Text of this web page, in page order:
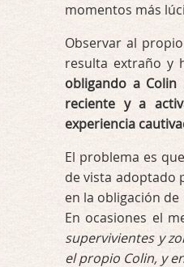
momentos más
Observar al
resulta extraño y
obligando a Colin
reciente y a
experiencia
El problema es
de vista adoptado
en la obligación de
En ocasiones el
supervivientes y
el propio Colin, y